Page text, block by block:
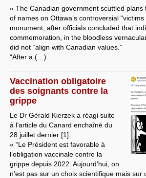
« The Canadian government scuttled plans
of names on Ottawa’s controversial
monument, after officials concluded that
commemoration, in the bloodless
did not “align with Canadian values.”
“After a (…)
Vaccination obligatoire
des soignants contre la
grippe
Le Dr Gérald Kierzek a réagi suite
à l’article du Canard enchaîné du
28 juillet dernier [1].
« “Le Président est favorable à
l’obligation vaccinale contre la
grippe depuis 2022. Aujourd’hui, on
n’est pas sur un choix scientifique mais sur